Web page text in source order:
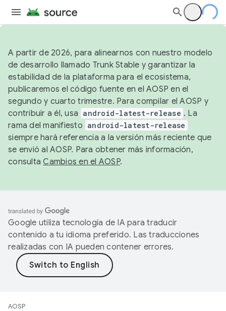
A partir de 2026, para alinearnos con nuestro modelo
de desarrollo llamado Trunk Stable y garantizar la
estabilidad de la plataforma para el ecosistema,
publicaremos el código fuente en el AOSP en el
segundo y cuarto trimestre. Para compilar el AOSP y
contribuir a él, usa android-latest-release . La
rama del manifiesto android-latest-release
siempre hará referencia a la versión más reciente que
se envió al AOSP. Para obtener más información,
consultaCambios en el AOSP.
Google utiliza tecnología de IA para traducir
contenido a tu idioma preferido. Las traducciones
realizadas con IA pueden contener errores.
AOSP